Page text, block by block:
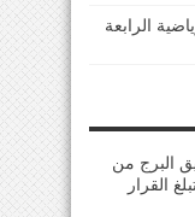
الرابعة
البرج من
القرار